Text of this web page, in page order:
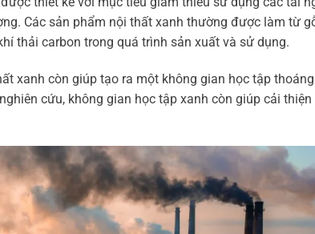
Các sản phẩm nội thất xanh thường được làm từ
thải carbon trong quá trình sản xuất và sử dụng.
xanh còn giúp tạo ra một không gian học tập
cứu, không gian học tập xanh còn giúp cải